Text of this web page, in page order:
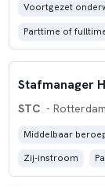
Voortgezet
Parttime of
Stafmanager
STC - Rotterdam
Middelbaar
Zij-instroom